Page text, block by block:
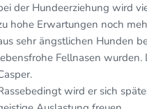
der Hundeerziehung wird
hohe Erwartungen noch
sehr ängstlichen Hunden
Fellnasen
wird er sich